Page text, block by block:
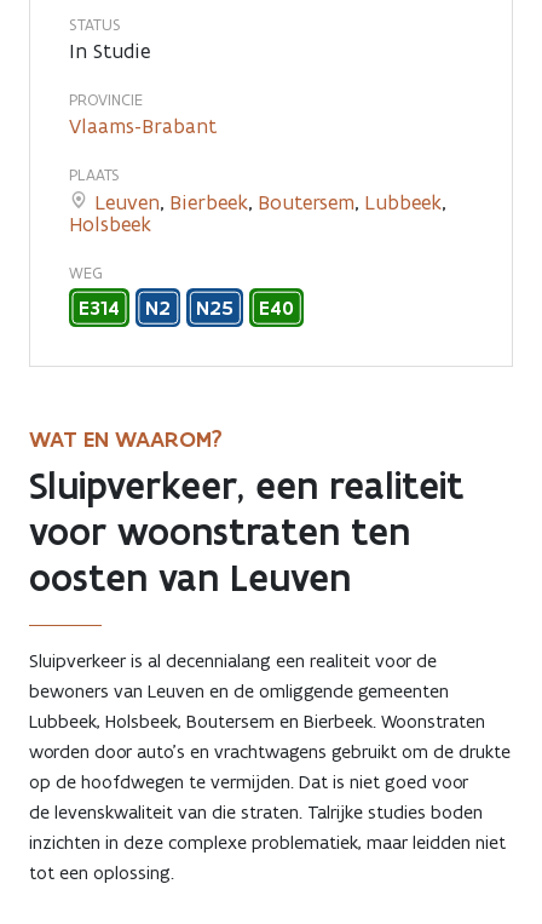
naar
oplossing
voor
sluipverkeer
ten
oosten
van
Leuven
STATUS
In Studie
PROVINCIE
Vlaams-Brabant
PLAATS
Leuven, Bierbeek, Boutersem, Lubbeek,
Holsbeek
WEG
E314 N2 N25 E40
WAT EN WAAROM?
Sluipverkeer, een realiteit
voor woonstraten ten
oosten van Leuven
Sluipverkeer is al decennialang een realiteit voor de
bewoners van Leuven en de omliggende gemeenten
Lubbeek, Holsbeek, Boutersem en Bierbeek. Woonstraten
worden door auto’s en vrachtwagens gebruikt om de drukte
op de hoofdwegen te vermijden. Dat is niet goed voor
de levenskwaliteit van die straten. Talrijke studies boden
inzichten in deze complexe problematiek, maar leidden niet
tot een oplossing.